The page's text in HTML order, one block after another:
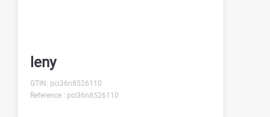
leny
GTIN: pci36n8526110
Reference : pci36n8526110